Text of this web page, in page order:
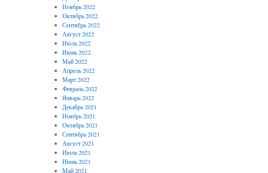
Ноябрь 2022
Октябрь 2022
Сентябрь 2022
Август 2022
Июль 2022
Июнь 2022
Май 2022
Апрель 2022
Март 2022
Февраль 2022
Январь 2022
Декабрь 2021
Ноябрь 2021
Октябрь 2021
Сентябрь 2021
Август 2021
Июль 2021
Июнь 2021
Май 2021